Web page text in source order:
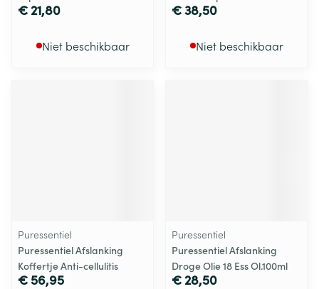
€ 21,80
Niet beschikbaar
€ 38,50
Niet beschikbaar
Puressentiel
Puressentiel Afslanking
Koffertje Anti-cellulitis
€ 56,95
Puressentiel
Puressentiel Afslanking
Droge Olie 18 Ess Ol.100ml
€ 28,50